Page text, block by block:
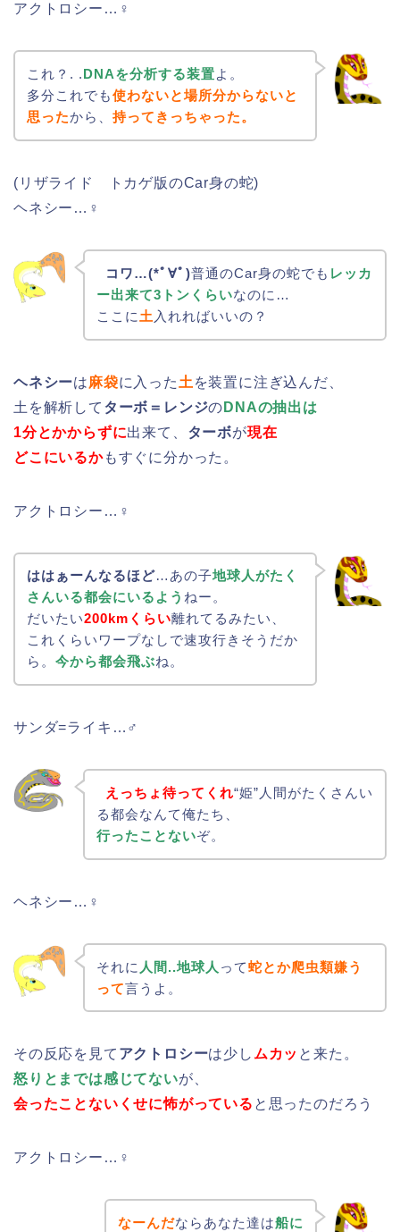
アクトロシー…♀
これ？. .DNAを分析する装置よ。
多分これでも使わないと場所分からないと
思ったから、 持ってきっちゃった。
(リザライド トカゲ版のCar身の蛇)
ヘネシー…♀
コワ…(*ﾟ∀ﾟ)普通のCar身の蛇でも レッカ
ー出来て3トンくらいなのに…
ここに 土 入れればいいの？
ヘネシーは麻袋に入った 土 を装置に注ぎ込んだ、
土を解析して ターボ＝レンジの DNAの抽出は
1分とかからずに出来て、 ターボが現在
どこにいるかもすぐに分かった。
アクトロシー…♀
ははぁーんなるほど…あの子地球人がたく
さんいる都会にいるよう ねー。
だいたい200kmくらい離れてるみたい、
これくらいワープなしで速攻行きそうだか
ら。 今から都会飛ぶね。
サンダ=ライキ…♂
えっちょ待ってくれ“姫”人間がたくさんい
る都会なんて俺たち、
行ったことないぞ。
ヘネシー…♀
それに 人間..地球人 って蛇とか爬虫類嫌う
って言うよ。
その反応を見て アクトロシーは少し ムカッ と来た。
怒りとまでは感じてないが、
会ったことないくせに怖がっている と思ったのだろう
アクトロシー…♀
なーんだならあなた達は船に